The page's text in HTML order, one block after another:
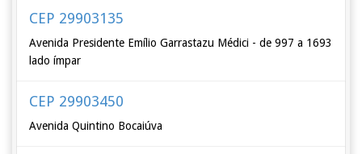
CEP 29903135
Avenida Presidente Emílio Garrastazu Médici - de 997 a 1693
lado ímpar
CEP 29903450
Avenida Quintino Bocaiúva